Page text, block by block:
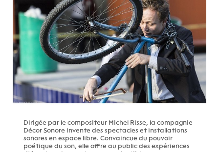
Dirigée par le compositeur Michel Risse, la compagnie
Décor Sonore invente des spectacles et installations
sonores en espace libre. Convaincue du pouvoir
poétique du son, elle offre au public des expériences